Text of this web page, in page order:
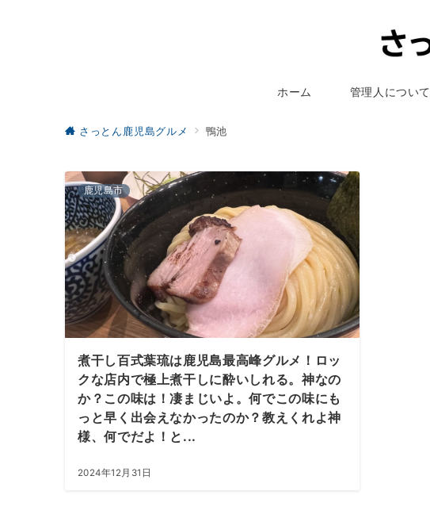
ホーム 管理人について
さっとん鹿児島グルメ 鴨池
鹿児島市
煮干し百式葉琉は鹿児島最高峰グルメ！ロッ
クな店内で極上煮干しに酔いしれる。神なの
か？この味は！凄まじいよ。何でこの味にも
っと早く出会えなかったのか？教えくれよ神
様、何でだよ！と...
2024年12月31日